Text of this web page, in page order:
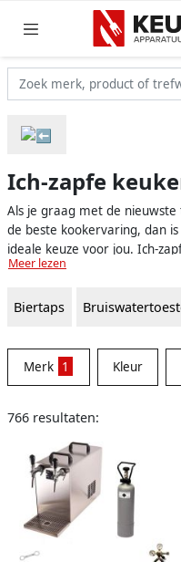
Ich-zapfe
Als je graag met de
de beste kookervaring, dan
ideale keuze voor jou. Ich-
op het creëren van
manier te koken.
Meer lezen
Biertaps
Merk 1 Kleur
766 resultaten: